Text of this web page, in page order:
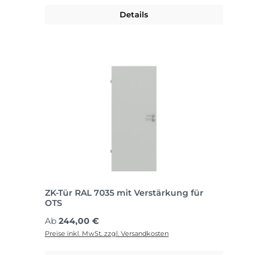
Details
ZK-Tür RAL 7035 mit Verstärkung für
OTS
Regulärer Preis:
Ab 244,00 €
Preise inkl. MwSt. zzgl. Versandkosten